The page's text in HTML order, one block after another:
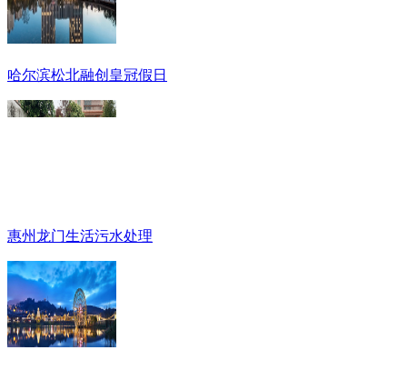
哈尔滨松北融创皇冠假日
惠州龙门生活污水处理